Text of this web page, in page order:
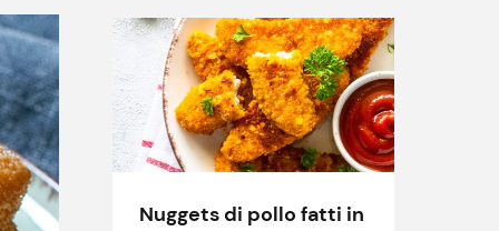
Nuggets di pollo fatti in